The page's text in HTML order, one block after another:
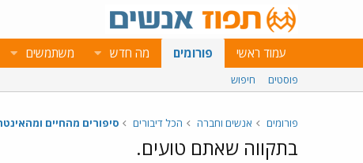
עמוד ראשי פורומים מה חדש משתמשים
פוסטים חיפוש
פורומים אנשים וחברה הכל דיבורים סיפורים מהחיים
בתקווה שאתם טועים.